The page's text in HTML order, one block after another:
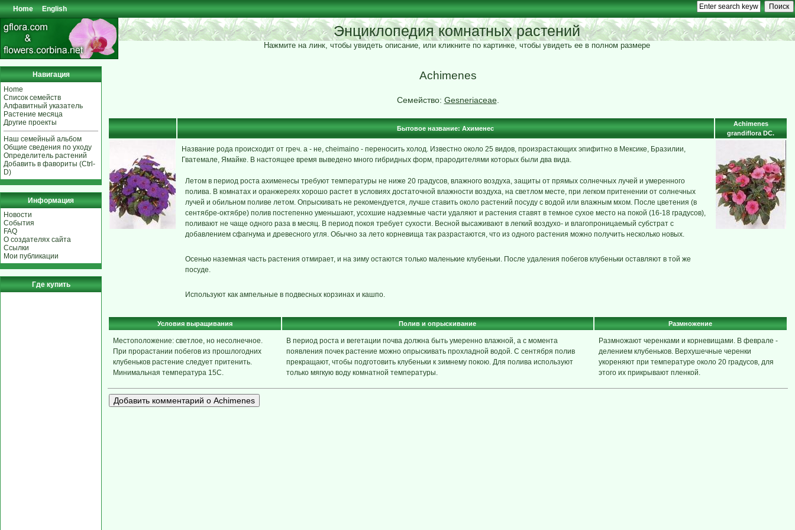
Home English
Энциклопедия комнатных растений
Нажмите на линк, чтобы увидеть описание, или кликните по картинке, чтобы увидеть ее в полном размере
Навигация
Home
Список семейств
Алфавитный указатель
Растение месяца
Другие проекты
Наш семейный альбом
Общие сведения по уходу
Определитель растений
Добавить в фавориты (Ctrl-
D)
Информация
Новости
События
FAQ
О создателях сайта
Ссылки
Мои публикации
Где купить
Achimenes
Семейство: Gesneriaceae.
Бытовое название: Ахименес
Achimenes
grandiflora DC.
Название рода происходит от греч. a - не, cheimaino - переносить холод. Известно около 25 видов, произрастающих эпифитно в Мексике, Бразилии,
Гватемале, Ямайке. В настоящее время выведено много гибридных форм, прародителями которых были два вида.
Летом в период роста ахименесы требуют температуры не ниже 20 градусов, влажного воздуха, защиты от прямых солнечных лучей и умеренного
полива. В комнатах и оранжереях хорошо растет в условиях достаточной влажности воздуха, на светлом месте, при легком притенении от солнечных
лучей и обильном поливе летом. Опрыскивать не рекомендуется, лучше ставить около растений посуду с водой или влажным мхом. После цветения (в
сентябре-октябре) полив постепенно уменьшают, усохшие надземные части удаляют и растения ставят в темное сухое место на покой (16-18 градусов),
поливают не чаще одного раза в месяц. В период покоя требует сухости. Весной высаживают в легкий воздухо- и влагопроницаемый субстрат с
добавлением сфагнума и древесного угля. Обычно за лето корневища так разрастаются, что из одного растения можно получить несколько новых.
Осенью наземная часть растения отмирает, и на зиму остаются только маленькие клубеньки. После удаления побегов клубеньки оставляют в той же
посуде.
Используют как ампельные в подвесных корзинах и кашпо.
Условия выращивания Полив и опрыскивание Размножение
Местоположение: светлое, но несолнечное.
При прорастании побегов из прошлогодних
клубеньков растение следует притенить.
Минимальная температура 15С.
В период роста и вегетации почва должна быть умеренно влажной, а с момента
появления почек растение можно опрыскивать прохладной водой. С сентября полив
прекращают, чтобы подготовить клубеньки к зимнему покою. Для полива используют
только мягкую воду комнатной температуры.
Размножают черенками и корневищами. В феврале -
делением клубеньков. Верхушечные черенки
укореняют при температуре около 20 градусов, для
этого их прикрывают пленкой.